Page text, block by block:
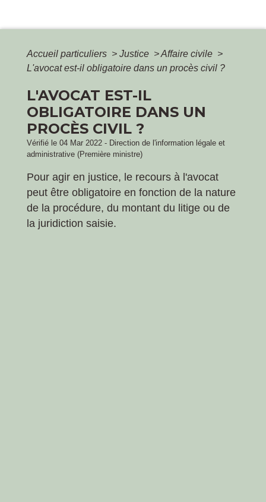
Accueil particuliers > Justice >Affaire civile >
L'avocat est-il obligatoire dans un procès civil ?
L'AVOCAT EST-IL
OBLIGATOIRE DANS UN
PROCÈS CIVIL ?
Vérifié le 04 Mar 2022 - Direction de l'information légale et
administrative (Première ministre)
Pour agir en justice, le recours à l'avocat
peut être obligatoire en fonction de la nature
de la procédure, du montant du litige ou de
la juridiction saisie.